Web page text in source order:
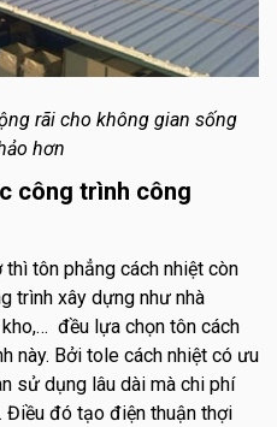
rãi cho không gian sống
hơn
công trình công
thì tôn phẳng cách nhiệt còn
trình xây dựng như nhà
đều lựa chọn tôn cách
này. Bởi tole cách nhiệt có ưu
sử dụng lâu dài mà chi phí
Điều đó tạo điện thuận thợi